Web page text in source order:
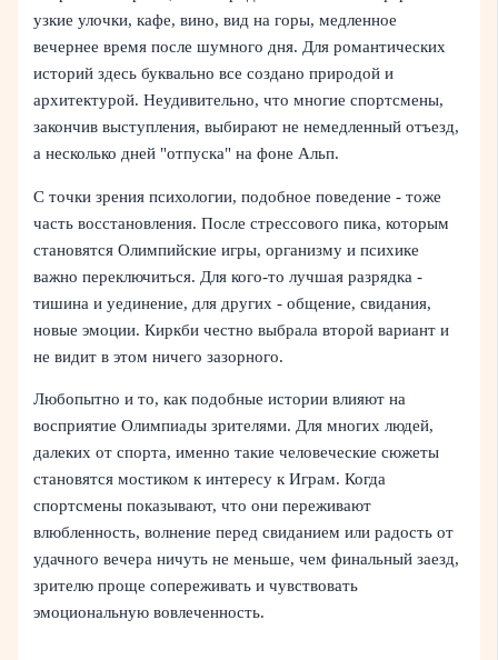
узкие улочки, кафе, вино, вид на горы, медленное
вечернее время после шумного дня. Для романтических
историй здесь буквально все создано природой и
архитектурой. Неудивительно, что многие спортсмены,
закончив выступления, выбирают не немедленный отъезд,
а несколько дней "отпуска" на фоне Альп.
С точки зрения психологии, подобное поведение - тоже
часть восстановления. После стрессового пика, которым
становятся Олимпийские игры, организму и психике
важно переключиться. Для кого-то лучшая разрядка -
тишина и уединение, для других - общение, свидания,
новые эмоции. Киркби честно выбрала второй вариант и
не видит в этом ничего зазорного.
Любопытно и то, как подобные истории влияют на
восприятие Олимпиады зрителями. Для многих людей,
далеких от спорта, именно такие человеческие сюжеты
становятся мостиком к интересу к Играм. Когда
спортсмены показывают, что они переживают
влюбленность, волнение перед свиданием или радость от
удачного вечера ничуть не меньше, чем финальный заезд,
зрителю проще сопереживать и чувствовать
эмоциональную вовлеченность.